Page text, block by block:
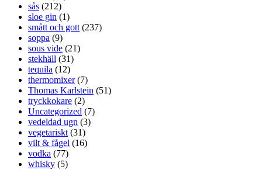
sås (212)
sloe gin (1)
smått och gott (237)
soppa (9)
sous vide (21)
stekhäll (31)
tequila (12)
thermomixer(7)
Thomas Karlstein (51)
tryckkokare (2)
Uncategorized (7)
vedeldad ugn (3)
vegetariskt (31)
vilt & fågel (16)
vodka (77)
whisky (5)